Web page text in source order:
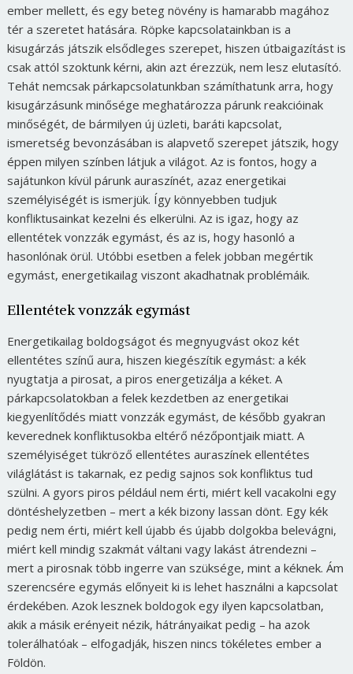
ember mellett, és egy beteg növény is hamarabb magához
tér a szeretet hatására. Röpke kapcsolatainkban is a
kisugárzás játszik elsődleges szerepet, hiszen útbaigazítást is
csak attól szoktunk kérni, akin azt érezzük, nem lesz elutasító.
Tehát nemcsak párkapcsolatunkban számíthatunk arra, hogy
kisugárzásunk minősége meghatározza párunk reakcióinak
minőségét, de bármilyen új üzleti, baráti kapcsolat,
ismeretség bevonzásában is alapvető szerepet játszik, hogy
éppen milyen színben látjuk a világot. Az is fontos, hogy a
sajátunkon kívül párunk auraszínét, azaz energetikai
személyiségét is ismerjük. Így könnyebben tudjuk
konfliktusainkat kezelni és elkerülni. Az is igaz, hogy az
ellentétek vonzzák egymást, és az is, hogy hasonló a
hasonlónak örül. Utóbbi esetben a felek jobban megértik
egymást, energetikailag viszont akadhatnak problémáik.
Ellentétek vonzzák egymást
Energetikailag boldogságot és megnyugvást okoz két
ellentétes színű aura, hiszen kiegészítik egymást: a kék
nyugtatja a pirosat, a piros energetizálja a kéket. A
párkapcsolatokban a felek kezdetben az energetikai
kiegyenlítődés miatt vonzzák egymást, de később gyakran
keverednek konfliktusokba eltérő nézőpontjaik miatt. A
személyiséget tükröző ellentétes auraszínek ellentétes
világlátást is takarnak, ez pedig sajnos sok konfliktus tud
szülni. A gyors piros például nem érti, miért kell vacakolni egy
döntéshelyzetben – mert a kék bizony lassan dönt. Egy kék
pedig nem érti, miért kell újabb és újabb dolgokba belevágni,
miért kell mindig szakmát váltani vagy lakást átrendezni –
mert a pirosnak több ingerre van szüksége, mint a kéknek. Ám
szerencsére egymás előnyeit ki is lehet használni a kapcsolat
érdekében. Azok lesznek boldogok egy ilyen kapcsolatban,
akik a másik erényeit nézik, hátrányaikat pedig – ha azok
tolerálhatóak – elfogadják, hiszen nincs tökéletes ember a
Földön.